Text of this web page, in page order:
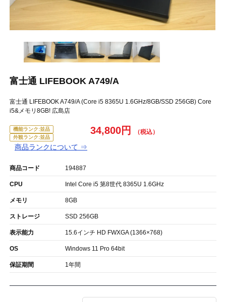
富士通 LIFEBOOK A749/A
富士通 LIFEBOOK A749/A (Core i5 8365U 1.6GHz/8GB/SSD 256GB) Core
i5&メモリ8GB! 広島店
機能ランク:並品
外観ランク:並品
商品ランクについて ⇒
34,800円
商品コード 194887
CPU Intel Core i5 第8世代 8365U 1.6GHz
メモリ 8GB
ストレージ SSD 256GB
表示能力 15.6インチ HD FWXGA (1366×768)
OS Windows 11 Pro 64bit
保証期間 1年間